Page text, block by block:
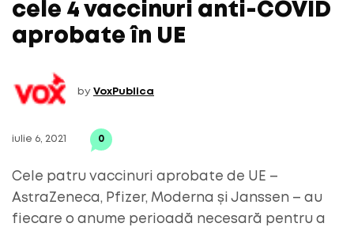
cele 4 vaccinuri anti-COVID
aprobate în UE
by VoxPublica
iulie 6, 2021 0
Cele patru vaccinuri aprobate de UE –
AstraZeneca, Pfizer, Moderna și Janssen – au
fiecare o anume perioadă necesară pentru a